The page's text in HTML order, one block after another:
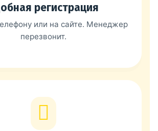
регистрация
или на сайте. Менеджер
перезвонит.